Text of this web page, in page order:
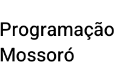
Mossoró